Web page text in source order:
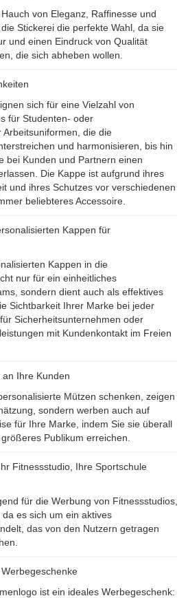
von Eleganz, Raffinesse und
Stickerei die perfekte Wahl, da sie
und einen Eindruck von Qualität
die sich abheben wollen.
sich für eine Vielzahl von
für Studenten- oder
die die
und harmonisieren, bis hin
bei Kunden und Partnern einen
Die Kappe ist aufgrund ihres
und ihres Schutzes vor verschiedenen
beliebteres Accessoire.
Kappen für
Kappen in die
nur für ein einheitliches
sondern dient auch als effektives
Sichtbarkeit Ihrer Marke bei jeder
Sicherheitsunternehmen oder
mit Kundenkontakt im Freien
Ihre Kunden
Mützen schenken, zeigen
sondern werben auch auf
für Ihre Marke, indem Sie sie überall
Publikum erreichen.
Fitnessstudio, Ihre Sportschule
für die Werbung von Fitnessstudios,
es sich um ein aktives
das von den Nutzern getragen
ist ein ideales Werbegeschenk: